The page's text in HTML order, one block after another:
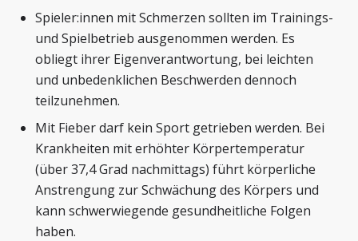
Spieler:innen mit Schmerzen sollten im Trainings-
und Spielbetrieb ausgenommen werden. Es
obliegt ihrer Eigenverantwortung, bei leichten
und unbedenklichen Beschwerden dennoch
teilzunehmen.
Mit Fieber darf kein Sport getrieben werden. Bei
Krankheiten mit erhöhter Körpertemperatur
(über 37,4 Grad nachmittags) führt körperliche
Anstrengung zur Schwächung des Körpers und
kann schwerwiegende gesundheitliche Folgen
haben.